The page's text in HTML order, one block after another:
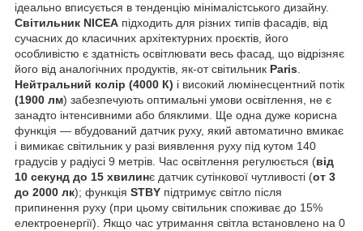
ідеально вписується в тенденцію мінімалістського дизайну.
Світильник NICEA підходить для різних типів фасадів, від
сучасних до класичних архітектурних проєктів, його
особливістю є здатність освітлювати весь фасад, що відрізняє
його від аналогічних продуктів, як-от світильник Paris.
Нейтральний колір (4000 К) і високий люмінесцентний потік
(1900 лм) забезпечують оптимальні умови освітлення, не є
занадто інтенсивними або бляклими. Ще одна дуже корисна
функція — вбудований датчик руху, який автоматично вмикає
і вимикає світильник у разі виявлення руху під кутом 140
градусів у радіусі 9 метрів. Час освітлення регулюється (від
10 секунд до 15 хвилинє датчик сутінкової чутливості (от 3
до 2000 лк); функція STBY підтримує світло після
припинення руху (при цьому світильник споживає до 15%
електроенергії). Якщо час утримання світла встановлено на 0